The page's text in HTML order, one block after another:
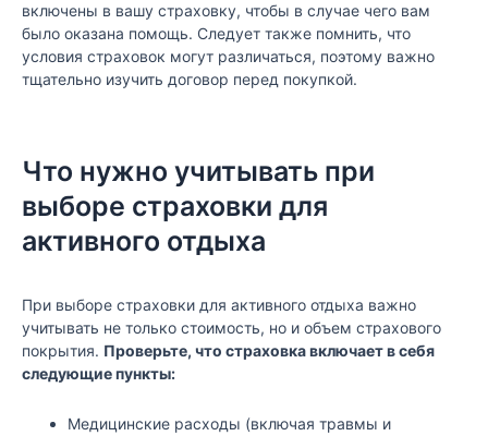
включены в вашу страховку, чтобы в случае чего вам
было оказана помощь. Следует также помнить, что
условия страховок могут различаться, поэтому важно
тщательно изучить договор перед покупкой.
Что нужно учитывать при
выборе страховки для
активного отдыха
При выборе страховки для активного отдыха важно
учитывать не только стоимость, но и объем страхового
покрытия. Проверьте, что страховка включает в себя
следующие пункты:
Медицинские расходы (включая травмы и